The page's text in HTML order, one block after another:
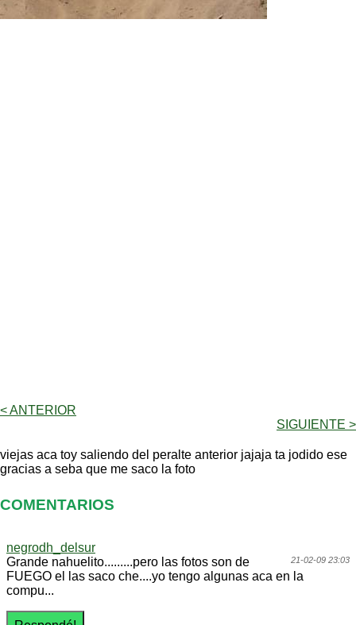
< ANTERIOR
SIGUIENTE >
viejas aca toy saliendo del peralte anterior jajaja ta jodido ese
gracias a seba que me saco la foto
COMENTARIOS
negrodh_delsur
21-02-09 23:03
Grande nahuelito.........pero las fotos son de
FUEGO el las saco che....yo tengo algunas aca en la
compu...